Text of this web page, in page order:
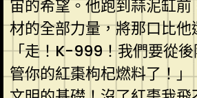
宙的希望。他跑到蒜泥缸
材的全部力量，將那口比他
「走！K-999！我們要從
管你的紅棗枸杞燃料了！